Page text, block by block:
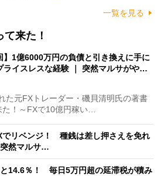
一覧を見る
来た！
】1億6000万円の負債と引き換えに手に
ライスレスな経験 ｜ 突然マルサがや…
元FXトレーダー・磯貝清明氏の著書
た！～FXで10億円稼い…
でリベンジ！ 種銭は差し押さえを免れ
然マルサ…
と14.6％！ 毎日5万円超の延滞税が積み